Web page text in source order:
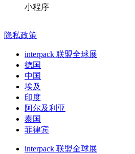
小程序
隐私政策
interpack 联盟全球展
德国
中国
埃及
印度
阿尔及利亚
泰国
菲律宾
interpack 联盟全球展